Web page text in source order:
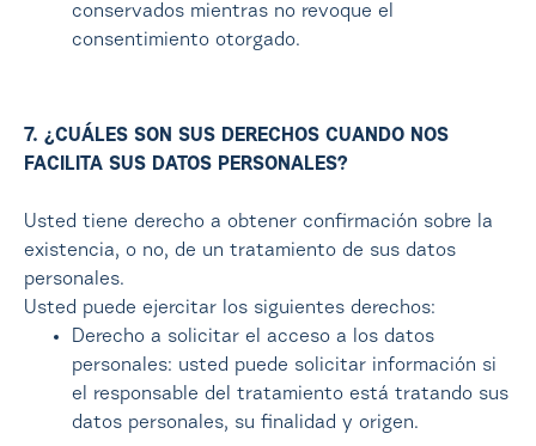
conservados mientras no revoque el
consentimiento otorgado.
7. ¿CUÁLES SON SUS DERECHOS CUANDO NOS
FACILITA SUS DATOS PERSONALES?
Usted tiene derecho a obtener confirmación sobre la
existencia, o no, de un tratamiento de sus datos
personales.
Usted puede ejercitar los siguientes derechos:
Derecho a solicitar el acceso a los datos
personales: usted puede solicitar información si
el responsable del tratamiento está tratando sus
datos personales, su finalidad y origen.